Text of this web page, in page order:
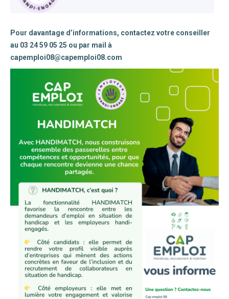
Pour davantage d’informations, contactez votre conseiller
au 03 24 59 05 25 ou par mail à
capemploi08@capemploi08.com